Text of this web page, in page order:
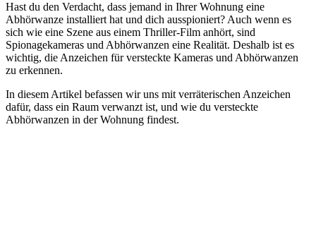
Hast du den Verdacht, dass jemand in Ihrer Wohnung eine
Abhörwanze installiert hat und dich ausspioniert? Auch wenn es
sich wie eine Szene aus einem Thriller-Film anhört, sind
Spionagekameras und Abhörwanzen eine Realität. Deshalb ist es
wichtig, die Anzeichen für versteckte Kameras und Abhörwanzen
zu erkennen.
In diesem Artikel befassen wir uns mit verräterischen Anzeichen
dafür, dass ein Raum verwanzt ist, und wie du versteckte
Abhörwanzen in der Wohnung findest.